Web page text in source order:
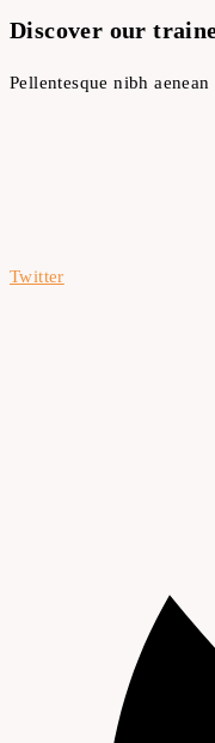
Discover our
Pellentesque nibh
Twitter